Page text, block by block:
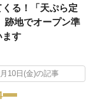
る！「天ぷら定
跡地でオープン準
ます
10日(金)の記事